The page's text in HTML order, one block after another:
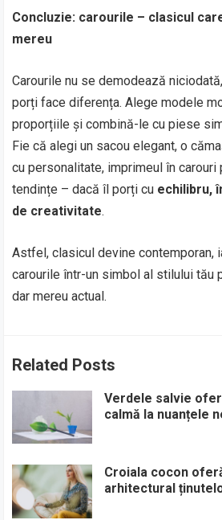
Concluzie: carourile – clasicul
mereu
Carourile nu se demodează
porți face diferența. Alege modele
proporțiile și combină-le cu piese
Fie că alegi un sacou elegant, o
cu personalitate, imprimeul în carouri
tendințe – dacă îl porți cu echilibru,
de creativitate.
Astfel, clasicul devine contemporan,
carourile într-un simbol al stilului tău
dar mereu actual.
Related Posts
Verdele salvie
calmă la nuanțele
Croiala cocon
arhitectural